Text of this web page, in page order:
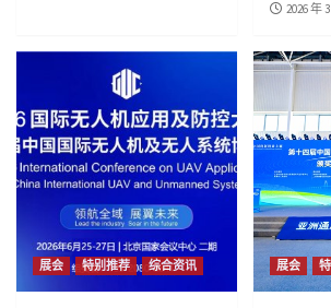
2026光合组织大会能源气象高
4
综合资讯
螺旋桨与呐喊交织的夏日科技
AOPA无人机足球挑战赛收官
综合资讯
中科天机”Energy Cast”一体
测迈入15分钟级
2026 年
展会 特别推荐 综合资讯 展会